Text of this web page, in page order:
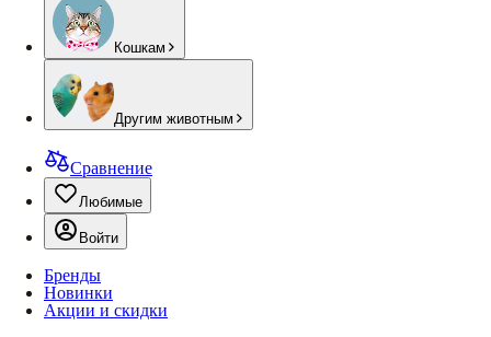
Кошкам
Другим животным
Сравнение
Любимые
Войти
Бренды
Новинки
Акции и скидки